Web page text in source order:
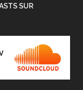
SUR